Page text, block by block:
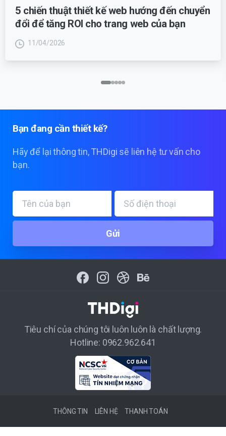
5 chiến thuật thiết kế web hướng đến chuyển
đổi để tăng ROI cho trang web của bạn
11/04/2026
Bạn đang cần thiết kế?
Hãy để lại thông tin, THDigi sẽ liên hệ tư vấn cho
bạn.
Tiêu chí của chúng tôi luôn luôn là chất lượng.
Hotline: 0962.962.641
THÔNG TIN LIÊN HỆ THANH TOÁN